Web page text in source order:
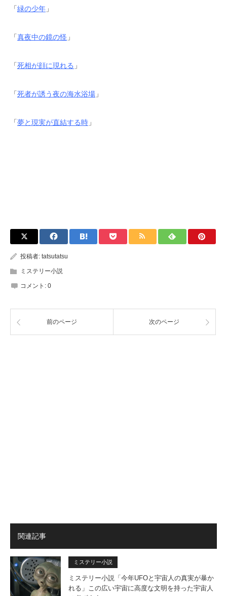
「緑の少年 」
「真夜中の鏡の怪 」
「死相が顔に現れる 」
「死者が誘う夜の海水浴場 」
「夢と現実が直結する時 」
投稿者: tatsutatsu
ミステリー小説
コメント: 0
前のページ 次のページ
関連記事
ミステリー小説
ミステリー小説「今年UFOと宇宙人の真実が暴か
れる」この広い宇宙に高度な文明を持った宇宙人